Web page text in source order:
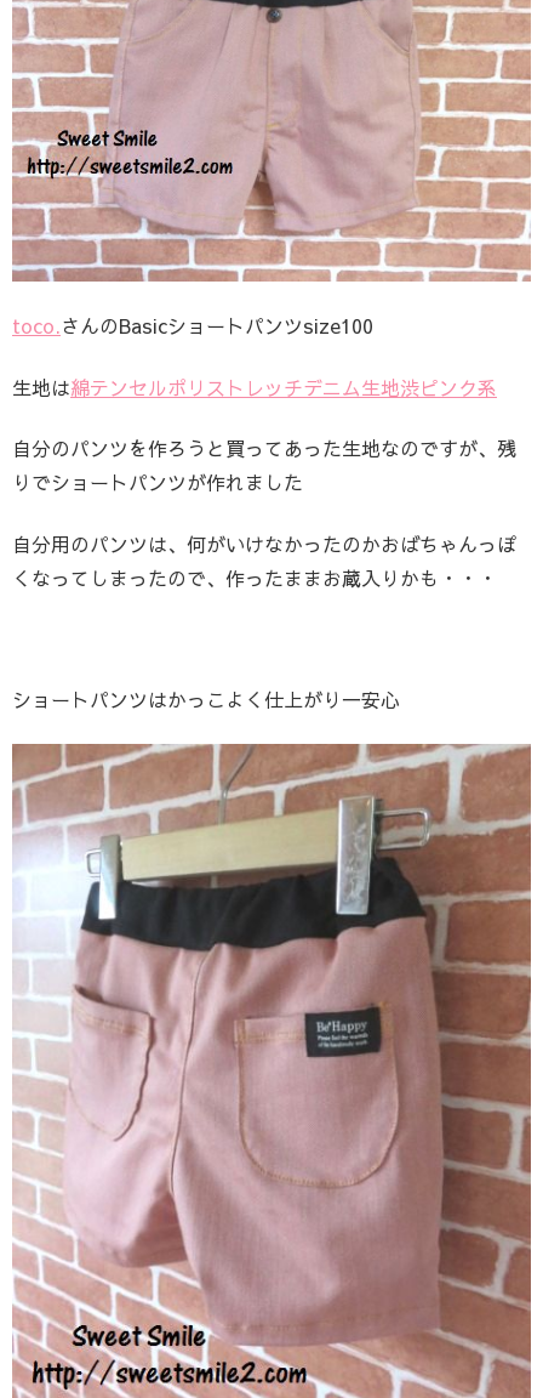
toco.さんのBasicショートパンツsize100
生地は綿テンセルポリストレッチデニム生地渋ピンク系
自分のパンツを作ろうと買ってあった生地なのですが、残
りでショートパンツが作れました
自分用のパンツは、何がいけなかったのかおばちゃんっぽ
くなってしまったので、作ったままお蔵入りかも・・・
ショートパンツはかっこよく仕上がり一安心